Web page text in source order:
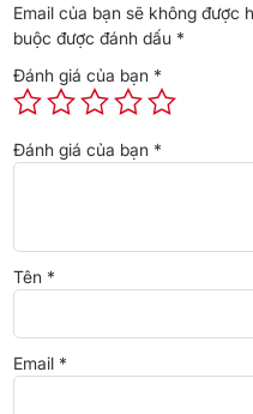
Công nghệ máy
Điện năng tiêu
thụ
mùi
Tiện ích
Email của bạn sẽ không được
buộc được đánh dấu *
Đánh giá của bạn *
Đánh giá của bạn *
Tên *
Email *